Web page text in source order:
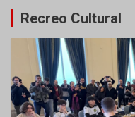
Recreo Cultural